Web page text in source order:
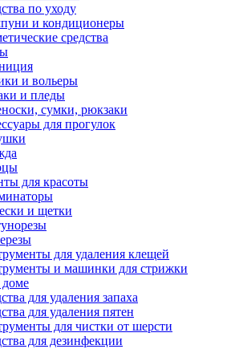
по уходу
и кондиционеры
средства
и вольеры
и пледы
сумки, рюкзаки
для прогулок
для красоты
и щетки
для удаления клещей
и машинки для стрижки
для удаления запаха
для удаления пятен
для чистки от шерсти
для дезинфекции